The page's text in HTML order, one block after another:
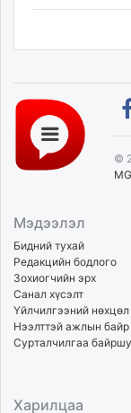
©
Мэдээлэл
Бидний тухай
Редакцийн бодлого
Зохиогчийн эрх
Санал хүсэлт
Үйлчилгээний нөхцөл
Нээлттэй ажлын байр
Сурталчилгаа
Харилцаа